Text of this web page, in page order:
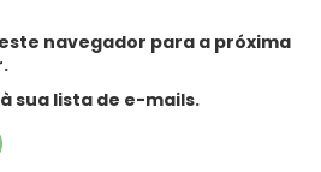
navegador para a próxima
sua lista de e-mails.